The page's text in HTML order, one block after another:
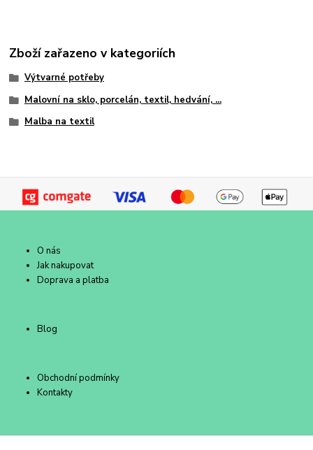
Zboží zařazeno v kategoriích
Výtvarné potřeby
Malovní na sklo, porcelán, textil, hedvání, ...
Malba na textil
O nás
Jak nakupovat
Doprava a platba
Blog
Obchodní podmínky
Kontakty